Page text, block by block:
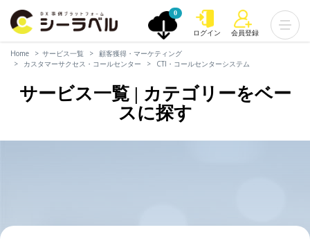
0
ログイン 会員登録
Home サービス一覧
顧客獲得・マーケティング
カスタマーサクセス・コールセンター
CTI・コールセンターシステム
サービス一覧 | カテゴリーをベー
スに探す